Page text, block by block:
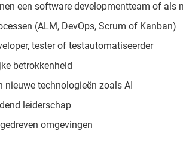
een software developmentteam of als
(ALM, DevOps, Scrum of Kanban)
tester of testautomatiseerder
betrokkenheid
nieuwe technologieën zoals AI
leiderschap
omgevingen